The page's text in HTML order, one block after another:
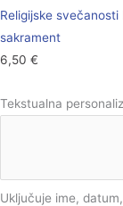
Religijske svečanosti
sakrament
6,50 €
Tekstualna
Uključuje ime,